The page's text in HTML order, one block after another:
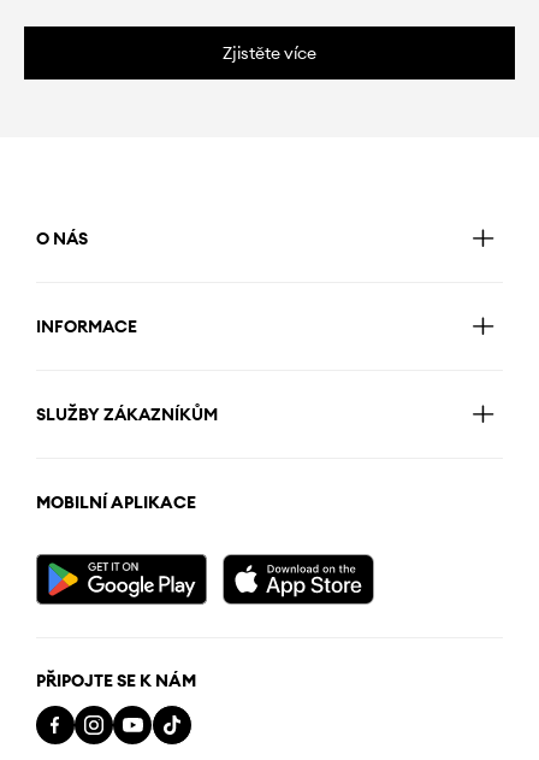
Zjistěte více
O NÁS
INFORMACE
SLUŽBY ZÁKAZNÍKŮM
MOBILNÍ APLIKACE
PŘIPOJTE SE K NÁM